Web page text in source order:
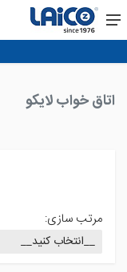
خانه
اتاق خواب لایکو
مرتب سازی: